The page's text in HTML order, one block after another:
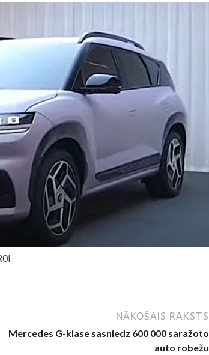
NĀKOŠAIS RAKSTS
Mercedes G-klase sasniedz 600 000 saražoto
auto robežu